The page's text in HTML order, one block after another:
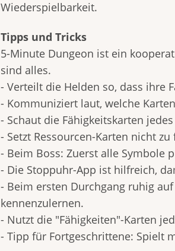
Wiederspielbarkeit.
Tipps und Tricks
5-Minute Dungeon ist ein
sind alles.
- Verteilt die Helden so, dass ihre
- Kommuniziert laut, welche
- Schaut die Fähigkeitskarten
- Setzt Ressourcen-Karten nicht
- Beim Boss: Zuerst alle Symbole
- Die Stoppuhr-App ist hilfreich,
- Beim ersten Durchgang ruhig
kennenzulernen.
- Nutzt die "Fähigkeiten"-Karten
- Tipp für Fortgeschrittene: Spielt